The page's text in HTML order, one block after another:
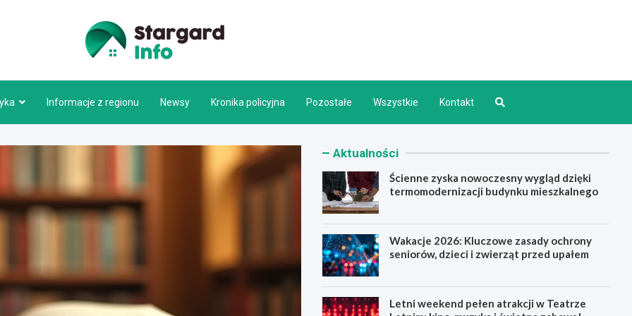
Informacje z regionu Newsy Kronika policyjna Pozostałe Wszystkie Kontakt
Aktualności
Ścienne zyska nowoczesny wygląd dzięki
termomodernizacji budynku mieszkalnego
Wakacje 2026: Kluczowe zasady ochrony
seniorów, dzieci i zwierząt przed upałem
Letni weekend pełen atrakcji w Teatrze